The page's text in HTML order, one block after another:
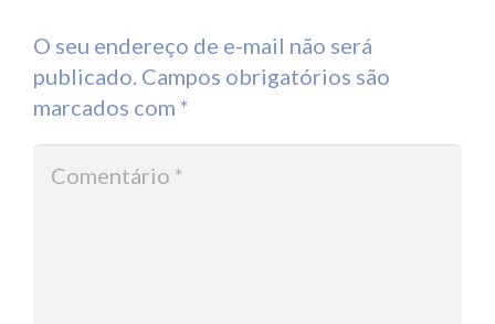
O seu endereço de e-mail não será
publicado. Campos obrigatórios são
marcados com *